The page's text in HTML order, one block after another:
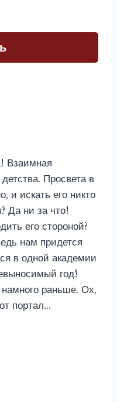
Взаимная
Просвета в
и искать его никто
Да ни за что!
его стороной?
нам придется
в одной академии
год!
раньше. Ох,
портал…